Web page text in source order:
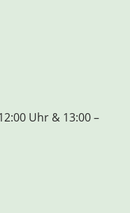
Uhr & 13:00 –